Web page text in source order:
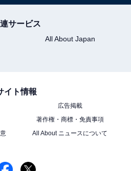
on Instagram
サービス
All About Japan
イト情報
広告掲載
著作権・商標・免責事項
All About ニュースについて